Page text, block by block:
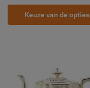
Keuze van de opties